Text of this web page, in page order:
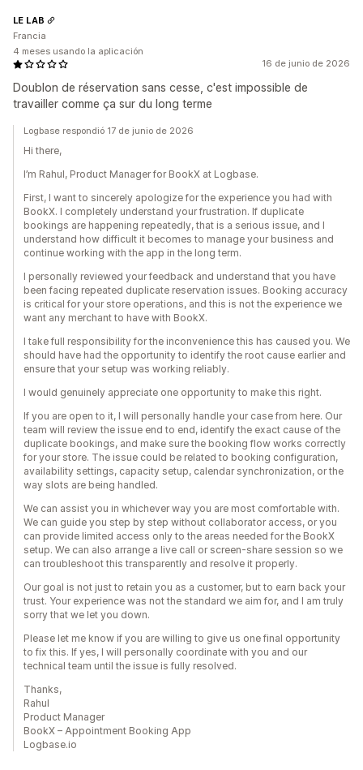
16 de junio de 2026
Doublon de réservation sans cesse, c'est impossible de
travailler comme ça sur du long terme
LE LAB
Francia
4 meses usando la aplicación
Logbase respondió 17 de junio de 2026
Hi there,
I’m Rahul, Product Manager for BookX at Logbase.
First, I want to sincerely apologize for the experience you had with
BookX. I completely understand your frustration. If duplicate
bookings are happening repeatedly, that is a serious issue, and I
understand how difficult it becomes to manage your business and
continue working with the app in the long term.
I personally reviewed your feedback and understand that you have
been facing repeated duplicate reservation issues. Booking accuracy
is critical for your store operations, and this is not the experience we
want any merchant to have with BookX.
I take full responsibility for the inconvenience this has caused you. We
should have had the opportunity to identify the root cause earlier and
ensure that your setup was working reliably.
I would genuinely appreciate one opportunity to make this right.
If you are open to it, I will personally handle your case from here. Our
team will review the issue end to end, identify the exact cause of the
duplicate bookings, and make sure the booking flow works correctly
for your store. The issue could be related to booking configuration,
availability settings, capacity setup, calendar synchronization, or the
way slots are being handled.
We can assist you in whichever way you are most comfortable with.
We can guide you step by step without collaborator access, or you
can provide limited access only to the areas needed for the BookX
setup. We can also arrange a live call or screen-share session so we
can troubleshoot this transparently and resolve it properly.
Our goal is not just to retain you as a customer, but to earn back your
trust. Your experience was not the standard we aim for, and I am truly
sorry that we let you down.
Please let me know if you are willing to give us one final opportunity
to fix this. If yes, I will personally coordinate with you and our
technical team until the issue is fully resolved.
Thanks,
Rahul
Product Manager
BookX – Appointment Booking App
Logbase.io